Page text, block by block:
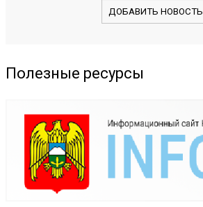
ДОБАВИТЬ НОВОСТЬ
Полезные ресурсы